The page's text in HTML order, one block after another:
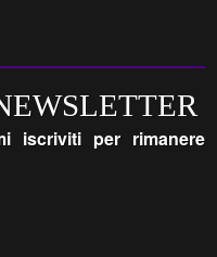
iscriviti per rimanere